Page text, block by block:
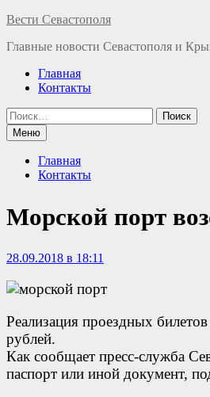
Перейти
содержимому
Вести Севастополя
Главные новости Севастополя и
Главная
Контакты
Найти:
Меню
Главная
Контакты
Морской порт
28.09.2018 в 18:11
Реализация проездных
рублей.
Как сообщает пресс-служба
паспорт или иной документ,